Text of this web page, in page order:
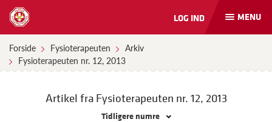
Åbn
og
MENU
LOG IND
Forside Fysioterapeuten
Arkiv
Fysioterapeuten nr. 12, 2013
Artikel fra Fysioterapeuten nr. 12, 2013
Tidligere numre